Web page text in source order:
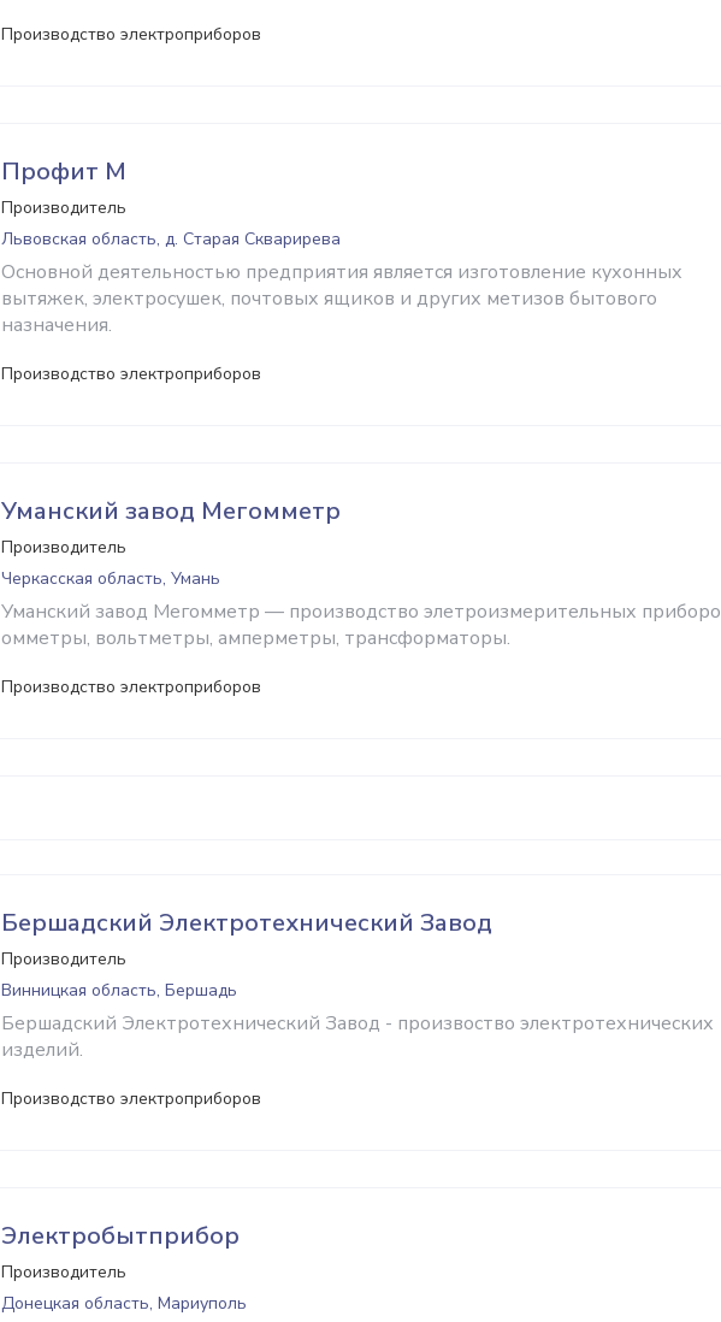
Производство электроприборов
Профит М
Производитель
Львовская область, д. Старая Скварирева
Основной деятельностью предприятия является изготовление кухонных
вытяжек, электросушек, почтовых ящиков и других метизов бытового
назначения.
Производство электроприборов
Уманский завод Мегомметр
Производитель
Черкасская область, Умань
Уманский завод Мегомметр — производство элетроизмерительных
омметры, вольтметры, амперметры, трансформаторы.
Производство электроприборов
Бершадский Электротехнический Завод
Производитель
Винницкая область, Бершадь
Бершадский Электротехнический Завод - произвоство электротехнических
изделий.
Производство электроприборов
Электробытприбор
Производитель
Донецкая область, Мариуполь